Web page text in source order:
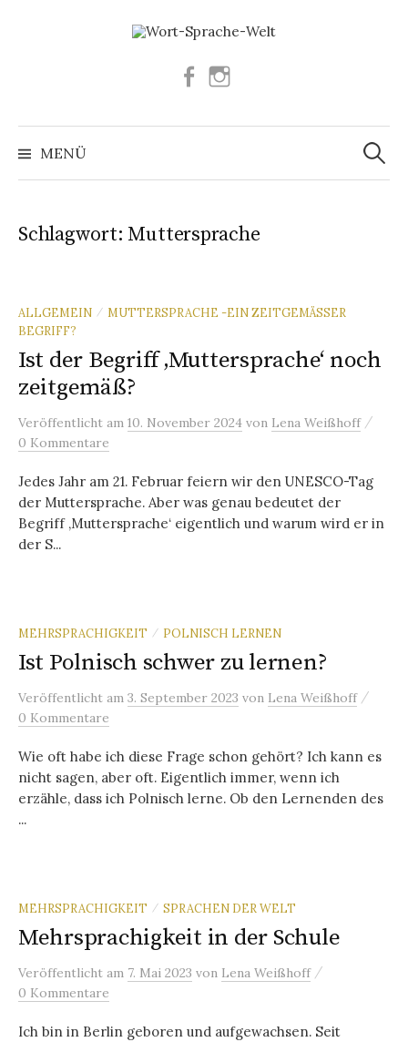
Facebook
MENÜ
Suchen
nach:
Schlagwort: Muttersprache
ALLGEMEIN / MUTTERSPRACHE -EIN ZEITGEMÄSSER B
EGRIFF?
Ist der Begriff ‚Muttersprache‘ noch
zeitgemäß?
Veröffentlicht am 10. November 2024 von Lena Weißhoff /
0 Kommentare
Jedes Jahr am 21. Februar feiern wir den UNESCO-Tag
der Muttersprache. Aber was genau bedeutet der
Begriff ‚Muttersprache‘ eigentlich und warum wird er in
der S...
MEHRSPRACHIGKEIT / POLNISCH LERNEN
Ist Polnisch schwer zu lernen?
Veröffentlicht am 3. September 2023 von Lena Weißhoff /
0 Kommentare
Wie oft habe ich diese Frage schon gehört? Ich kann es
nicht sagen, aber oft. Eigentlich immer, wenn ich
erzähle, dass ich Polnisch lerne. Ob den Lernenden des
...
MEHRSPRACHIGKEIT / SPRACHEN DER WELT
Mehrsprachigkeit in der Schule
Veröffentlicht am 7. Mai 2023 von Lena Weißhoff /
0 Kommentare
Ich bin in Berlin geboren und aufgewachsen. Seit